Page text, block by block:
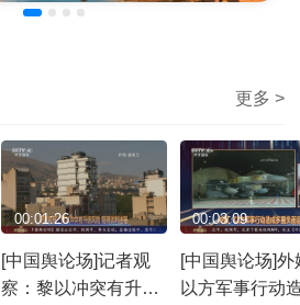
更多 >
[中国舆论场]记者观
察：黎以冲突有升级
00:01:26
[中国舆论场]外
以方军事行动
00:03:09